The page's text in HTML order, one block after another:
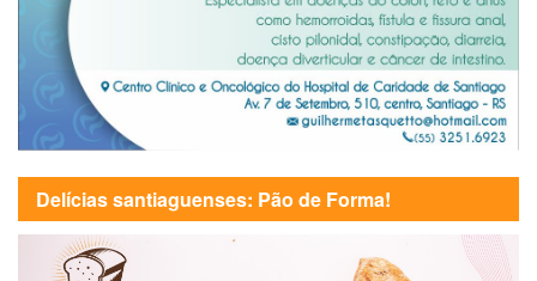
Delícias santiaguenses: Pão de Forma!